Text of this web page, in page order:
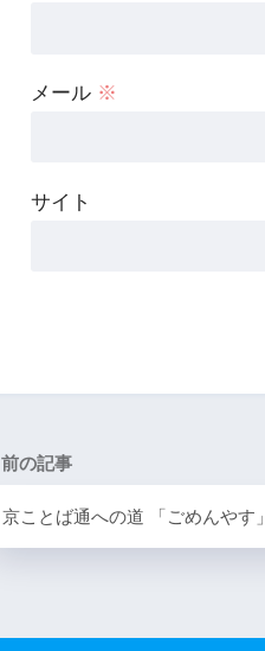
メール ※
サイト
前の記事
京ことば通への道 「ごめんやす」